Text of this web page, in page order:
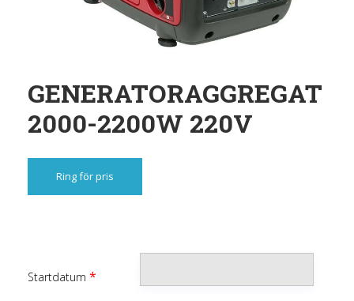
GENERATORAGGREGAT
2000-2200W 220V
Ring för pris
Startdatum *